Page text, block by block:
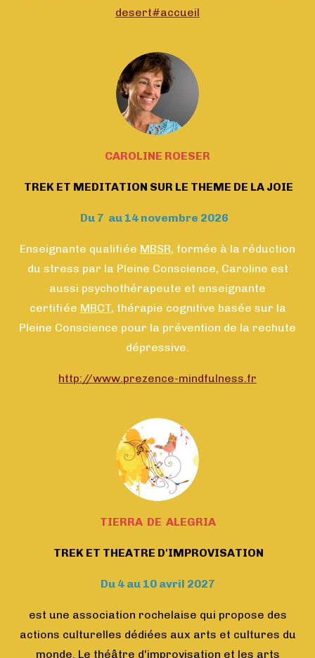
desert#accueil
CAROLINE ROESER
TREK ET MEDITATION SUR LE THEME DE LA JOIE
Du 7 au 14 novembre 2026
Enseignante qualifiée MBSR, formée à la réduction
du stress par la Pleine Conscience, Caroline est
aussi psychothérapeute et enseignante
certifiée MBCT, thérapie cognitive basée sur la
Pleine Conscience pour la prévention de la rechute
dépressive.
http://www.prezence-mindfulness.fr
TIERRA DE ALEGRIA
TREK ET THEATRE D'IMPROVISATION
Du 4 au 10 avril 2027
est une association rochelaise qui propose des
actions culturelles dédiées aux arts et cultures du
monde. Le théâtre d'improvisation et les arts